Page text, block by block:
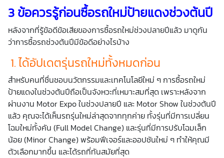
3 ข้อควรรู้ก่อนซื้อรถใหม่ป้ายแดงช่วงต้นปี
หลังจากที่รู้ข้อดีข้อเสียของการซื้อรถใหม่ช่วงปลายปีแล้ว มาดูกัน
ว่าการซื้อรถช่วงต้นปีมีข้อดีอย่างไรบ้าง
1. ได้อัปเดตรุ่นรถใหม่ทั้งหมดก่อน
สำหรับคนที่ชื่นชอบนวัตกรรมและเทคโนโลยีใหม่ ๆ การซื้อรถใหม่
ป้ายแดงในช่วงต้นปีถือเป็นจังหวะที่เหมาะสมที่สุด เพราะหลังจาก
ผ่านงาน Motor Expo ในช่วงปลายปี และ Motor Show ในช่วงต้นปี
แล้ว คุณจะได้เห็นรถรุ่นใหม่ล่าสุดจากทุกค่าย ทั้งรุ่นที่มีการเปลี่ยน
โฉมใหม่ทั้งคัน (Full Model Change) และรุ่นที่มีการปรับโฉมเล็ก
น้อย (Minor Change) พร้อมฟีเจอร์และออปชันใหม่ ๆ ทำให้คุณมี
ตัวเลือกมากขึ้น และได้รถที่ทันสมัยที่สุด